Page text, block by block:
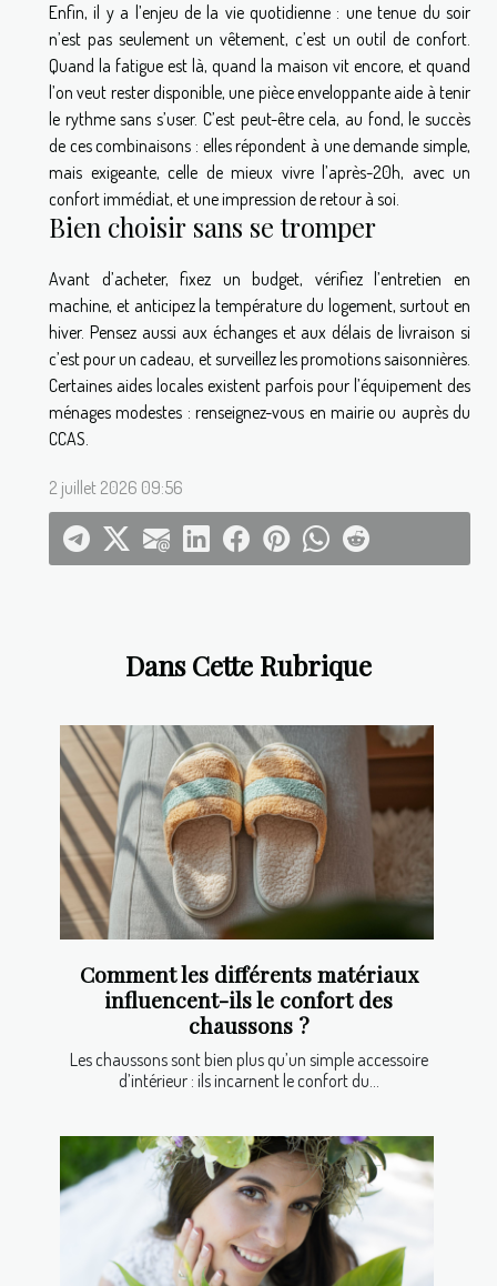
Dans Cette Rubrique
Comment les différents matériaux
influencent-ils le confort des
chaussons ?
Les chaussons sont bien plus qu’un simple accessoire
d’intérieur : ils incarnent le confort du...
Enfin, il y a l’enjeu de la vie quotidienne : une tenue du soir
n’est pas seulement un vêtement, c’est un outil de confort.
Quand la fatigue est là, quand la maison vit encore, et quand
l’on veut rester disponible, une pièce enveloppante aide à tenir
le rythme sans s’user. C’est peut-être cela, au fond, le succès
de ces combinaisons : elles répondent à une demande simple,
mais exigeante, celle de mieux vivre l’après-20h, avec un
confort immédiat, et une impression de retour à soi.
Bien choisir sans se tromper
Avant d’acheter, fixez un budget, vérifiez l’entretien en
machine, et anticipez la température du logement, surtout en
hiver. Pensez aussi aux échanges et aux délais de livraison si
c’est pour un cadeau, et surveillez les promotions saisonnières.
Certaines aides locales existent parfois pour l’équipement des
ménages modestes : renseignez-vous en mairie ou auprès du
CCAS.
2 juillet 2026 09:56